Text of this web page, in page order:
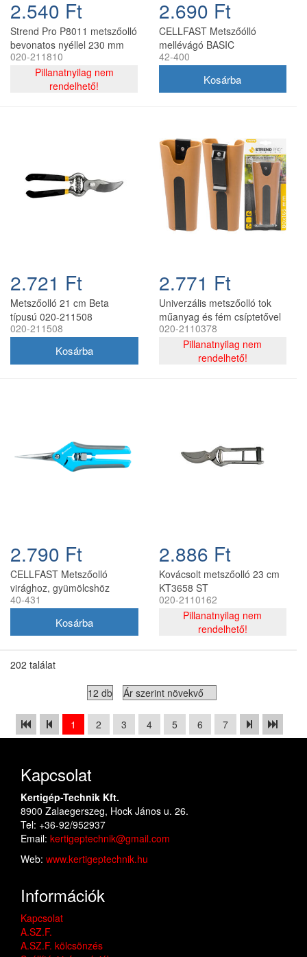
2.540 Ft
Strend Pro P8011 metszőolló
bevonatos nyéllel 230 mm
020-211810
Pillanatnyilag nem
rendelhető!
2.690 Ft
CELLFAST Metszőólló
mellévágó BASIC
42-400
2.721 Ft
Metszőolló 21 cm Beta
típusú 020-211508
020-211508
2.771 Ft
Univerzális metszőolló tok
műanyag és fém csíptetővel
8x16,5 cm
020-2110378
Pillanatnyilag nem
rendelhető!
2.790 Ft
CELLFAST Metszőolló
virághoz, gyümölcshöz
IDEAL
40-431
2.886 Ft
Kovácsolt metszőolló 23 cm
KT3658 ST
020-2110162
Pillanatnyilag nem
rendelhető!
202 találat
1 2 3 4 5 6 7
Kapcsolat
Kertigép-Technik Kft.
8900 Zalaegerszeg, Hock János u. 26.
Tel: +36-92/952937
Email: kertigeptechnik@gmail.com
Web: www.kertigeptechnik.hu
Információk
Kapcsolat
A.SZ.F.
A.SZ.F. kölcsönzés